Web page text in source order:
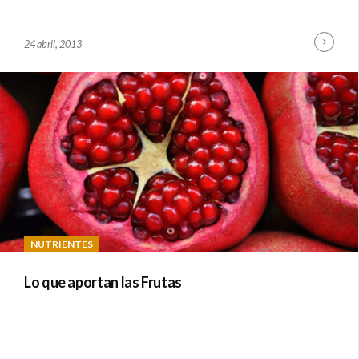
B
A
N
24 abril, 2013
NUTRIENTES
Lo que aportan las Frutas